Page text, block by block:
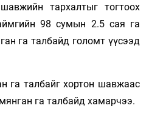
тархалтыг тогтоох
98 сумын 2.5 сая га
га талбайд голомт үүсээд
га талбайг хортон шавжаас
га талбайд хамарчээ.